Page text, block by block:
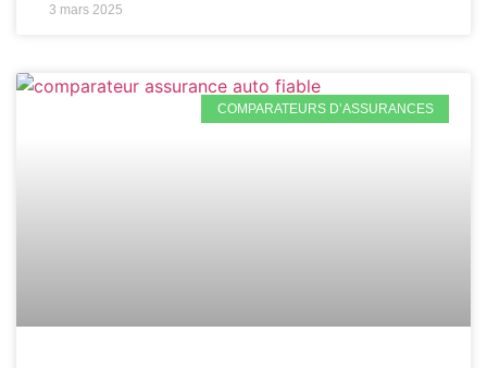
3 mars 2025
COMPARATEURS D’ASSURANCES